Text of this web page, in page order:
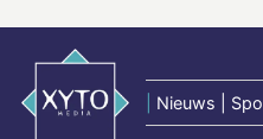
Nieuws |